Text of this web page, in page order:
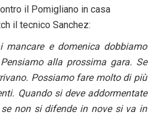
il Pomigliano in casa
il tecnico Sanchez:
mancare e domenica dobbiamo
alla prossima gara. Se
Possiamo fare molto di più
Quando si deve addormentate
non si difende in nove si va in